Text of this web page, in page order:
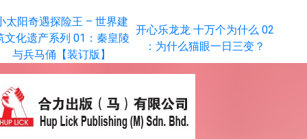
太阳奇遇探险王 – 世界建
文化遗产系列 01：秦皇陵
与兵马俑【装订版】
开心乐龙龙 十万个为什么 02
：为什么猫眼一日三变？